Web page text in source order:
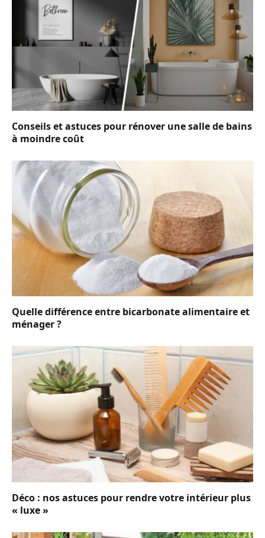
Conseils et astuces pour rénover une salle de bains
à moindre coût
Quelle différence entre bicarbonate alimentaire et
ménager ?
Déco : nos astuces pour rendre votre intérieur plus
« luxe »